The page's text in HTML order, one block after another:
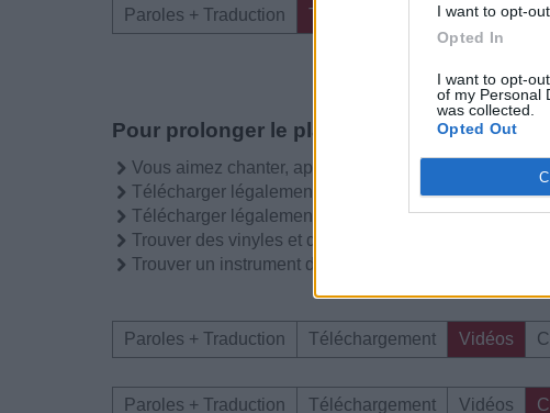
I want to opt-
Opted In
I want to opt-
of my Personal
was collected.
Opted Out
Paroles + Traduction Téléchargement Vidéos
Pour prolonger le plaisir musical :
Vous aimez chanter, apprenez la guitare chez
Télécharger légalement les MP3 sur
Télécharger légalement les MP3 ou trouver le CD sur
Trouver des vinyles et des CD sur
Trouver un instrument de musique ou une partition
Paroles + Traduction Téléchargement Vidéos
Paroles + Traduction Téléchargement Vidéos